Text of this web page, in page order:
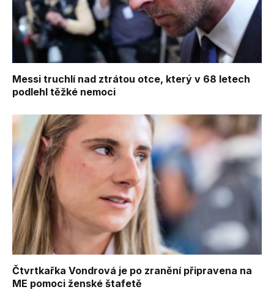
Messi truchlí nad ztrátou otce, který v 68 letech
podlehl těžké nemoci
Čtvrtkařka Vondrová je po zranění připravena na
ME pomoci ženské štafetě